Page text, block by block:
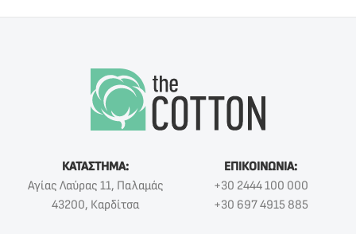
ΚΑΤΑΣΤΗΜΑ:
Αγίας Λαύρας 11, Παλαμάς
43200, Καρδίτσα
ΕΠΙΚΟΙΝΩΝΙΑ:
+30 2444 100 000
+30 697 4915 885